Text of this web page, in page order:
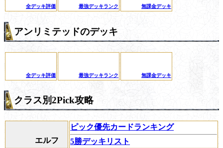
全デッキ評価 最強デッキランク 無課金デッキ
アンリミテッドのデッキ
全デッキ評価 最強デッキランク 無課金デッキ
クラス別2Pick攻略
エルフ
ピック優先カードランキング
5勝デッキリスト